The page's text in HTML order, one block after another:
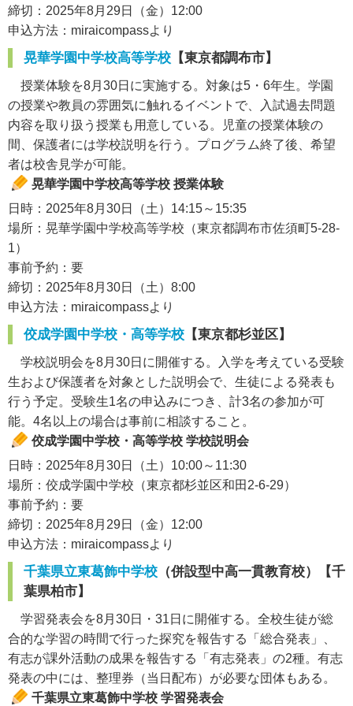
締切：2025年8月29日（金）12:00
申込方法：miraicompassより
晃華学園中学校高等学校 【東京都調布市】
授業体験を8月30日に実施する。対象は5・6年生。学園
の授業や教員の雰囲気に触れるイベントで、入試過去問題
内容を取り扱う授業も用意している。児童の授業体験の
間、保護者には学校説明を行う。プログラム終了後、希望
者は校舎見学が可能。
晃華学園中学校高等学校 授業体験
日時：2025年8月30日（土）14:15～15:35
場所：晃華学園中学校高等学校（東京都調布市佐須町5-28-
1）
事前予約：要
締切：2025年8月30日（土）8:00
申込方法：miraicompassより
佼成学園中学校・高等学校 【東京都杉並区】
学校説明会を8月30日に開催する。入学を考えている受験
生および保護者を対象とした説明会で、生徒による発表も
行う予定。受験生1名の申込みにつき、計3名の参加が可
能。4名以上の場合は事前に相談すること。
佼成学園中学校・高等学校 学校説明会
日時：2025年8月30日（土）10:00～11:30
場所：佼成学園中学校（東京都杉並区和田2-6-29）
事前予約：要
締切：2025年8月29日（金）12:00
申込方法：miraicompassより
千葉県立東葛飾中学校 （併設型中高一貫教育校）【千
葉県柏市】
学習発表会を8月30日・31日に開催する。全校生徒が総
合的な学習の時間で行った探究を報告する「総合発表」、
有志が課外活動の成果を報告する「有志発表」の2種。有志
発表の中には、整理券（当日配布）が必要な団体もある。
千葉県立東葛飾中学校 学習発表会